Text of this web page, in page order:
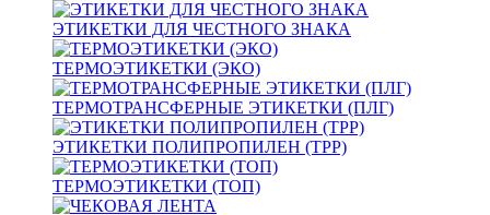
ЭТИКЕТКИ ДЛЯ ЧЕСТНОГО ЗНАКА
ТЕРМОЭТИКЕТКИ (ЭКО)
ТЕРМОТРАНСФЕРНЫЕ ЭТИКЕТКИ (ПЛГ)
ЭТИКЕТКИ ПОЛИПРОПИЛЕН (TPP)
ТЕРМОЭТИКЕТКИ (ТОП)